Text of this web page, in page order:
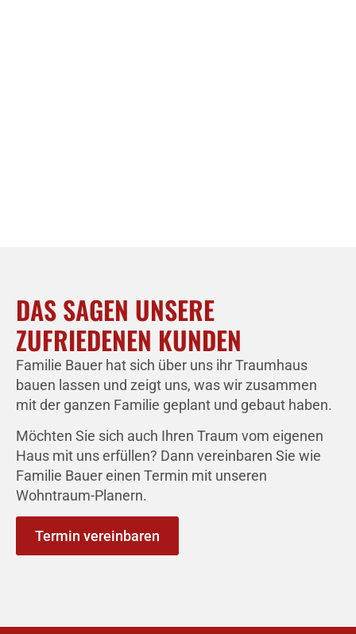
DAS SAGEN UNSERE
ZUFRIEDENEN KUNDEN
Familie Bauer hat sich über uns ihr Traumhaus
bauen lassen und zeigt uns, was wir zusammen
mit der ganzen Familie geplant und gebaut haben.
Möchten Sie sich auch Ihren Traum vom eigenen
Haus mit uns erfüllen? Dann vereinbaren Sie wie
Familie Bauer einen Termin mit unseren
Wohntraum-Planern.
Termin vereinbaren